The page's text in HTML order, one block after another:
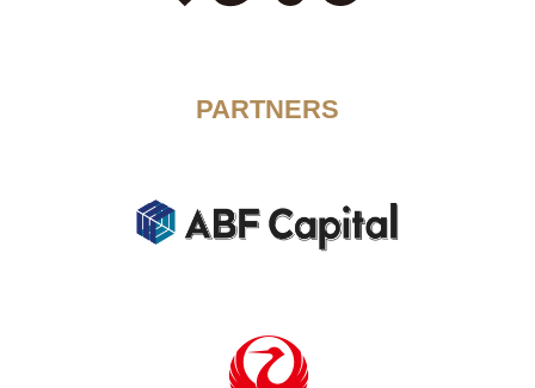
PARTNERS